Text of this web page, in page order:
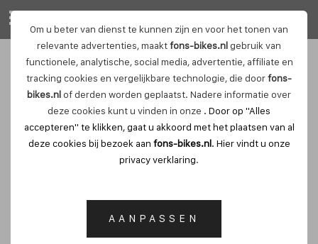
Om u beter van dienst te kunnen zijn en voor het tonen van
relevante advertenties, maaktfons-bikes.nlgebruik van
functionele, analytische, social media, advertentie, affiliate en
tracking cookies en vergelijkbare technologie, die doorfons-
bikes.nlof derden worden geplaatst. Nadere informatie over
deze cookies kunt u vinden in onze . Door op "Alles
accepteren" te klikken, gaat u akkoord met het plaatsen van al
deze cookies bij bezoek aan fons-bikes.nl. Hier vindt u onze
privacy verklaring.
AANPASSEN
Renske & Fons
DE RACEFIETS RIJDT HEERLIJK EN IK BEN ER ERG BLIJ
MEE
"Hallo Fons, De eerste rit is alweer maanden geleden. Het was
een memorabele, met windkracht 7 en striemende regen,